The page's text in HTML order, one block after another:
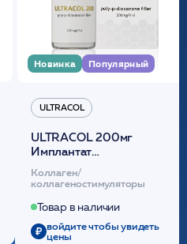
Новинка Популярный
ULTRACOL
ULTRACOL 200мг
Имплантат
внутридермальный,
стерильный на основе
полидиоксанона
/ULTRACOL
Коллаген/
коллагеностимуляторы
Товар в наличии
войдите чтобы увидеть
цены